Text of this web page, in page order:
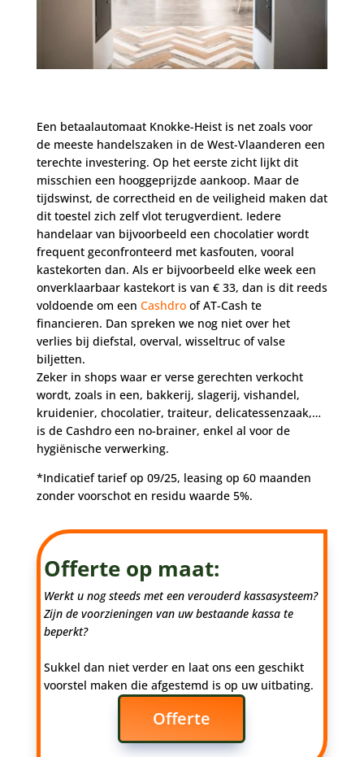
Een betaalautomaat Knokke-Heist is net zoals voor
de meeste handelszaken in de West-Vlaanderen een
terechte investering. Op het eerste zicht lijkt dit
misschien een hooggeprijzde aankoop. Maar de
tijdswinst, de correctheid en de veiligheid maken dat
dit toestel zich zelf vlot terugverdient. Iedere
handelaar van bijvoorbeeld een chocolatier wordt
frequent geconfronteerd met kasfouten, vooral
kastekorten dan. Als er bijvoorbeeld elke week een
onverklaarbaar kastekort is van € 33, dan is dit reeds
voldoende om een Cashdroof AT-Cash te
financieren. Dan spreken we nog niet over het
verlies bij diefstal, overval, wisseltruc of valse
biljetten.
Zeker in shops waar er verse gerechten verkocht
wordt, zoals in een, bakkerij, slagerij, vishandel,
kruidenier, chocolatier, traiteur, delicatessenzaak,…
is de Cashdro een no-brainer, enkel al voor de
hygiënische verwerking.
*Indicatief tarief op 09/25, leasing op 60 maanden
zonder voorschot en residu waarde 5%.
Offerte op maat:
Werkt u nog steeds met een verouderd kassasysteem?
Zijn de voorzieningen van uw bestaande kassa te
beperkt?
Sukkel dan niet verder en laat ons een geschikt
voorstel maken die afgestemd is op uw uitbating.
Offerte